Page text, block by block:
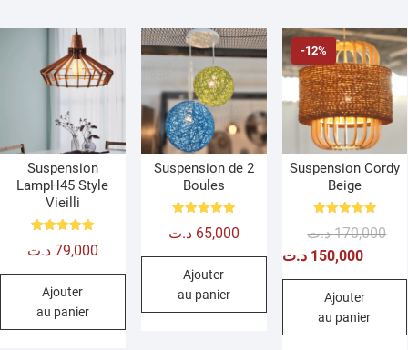
Suspension
LampH45 Style
Vieilli
5.00
79,000 د.ت
Ajouter
au panier
Suspension de 2
Boules
5.00
65,000 د.ت
Ajouter
au panier
-12%
Suspension Cordy
Beige
5.00
170,000 د.ت
Le
150,000 د.ت
Le
Ajouter
au panier